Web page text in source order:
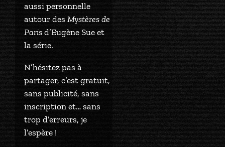
aussi personnelle
autour des Mystères de
Parisd’Eugène Sue et
la série.
N’hésitez pas à
partager, c’est gratuit,
sans publicité, sans
inscription et… sans
trop d’erreurs, je
l’espère !